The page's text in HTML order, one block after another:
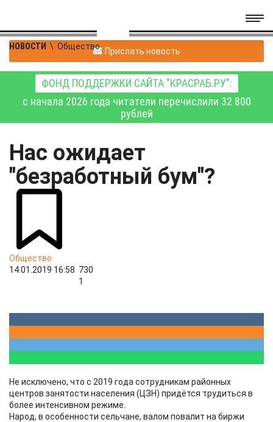
НОВОСТИ \ Общество Прислать новость
ФОНД ПОДДЕРЖКИ САЙТА "КРАСРАБ.РУ":
с начала 2026 года читатели перечислили 32 800
рублей
Нас ожидает
"безработный бум"?
Общество
14.01.2019 16:58 730
1
Не исключено, что с 2019 года сотрудникам районных
центров занятости населения (ЦЗН) придётся трудиться в
более интенсивном режиме.
Народ, в особенности сельчане, валом повалит на биржи